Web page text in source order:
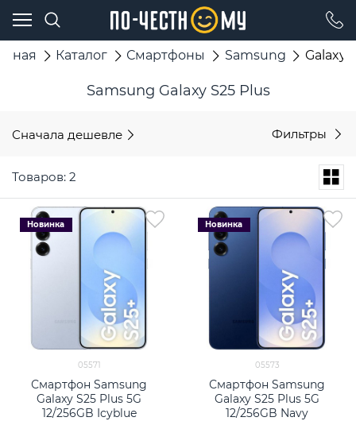
Каталог Смартфоны Samsung Galaxy
Samsung Galaxy S25 Plus
Сначала дешевле Фильтры
Товаров: 2
Новинка
05571
Смартфон Samsung
Galaxy S25 Plus 5G
12/256GB Icyblue
Новинка
05573
Смартфон Samsung
Galaxy S25 Plus 5G
12/256GB Navy